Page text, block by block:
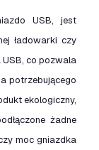
USB, jest
ładowarki czy
USB, co pozwala
potrzebującego
ekologiczny,
żadne
moc gniazdka